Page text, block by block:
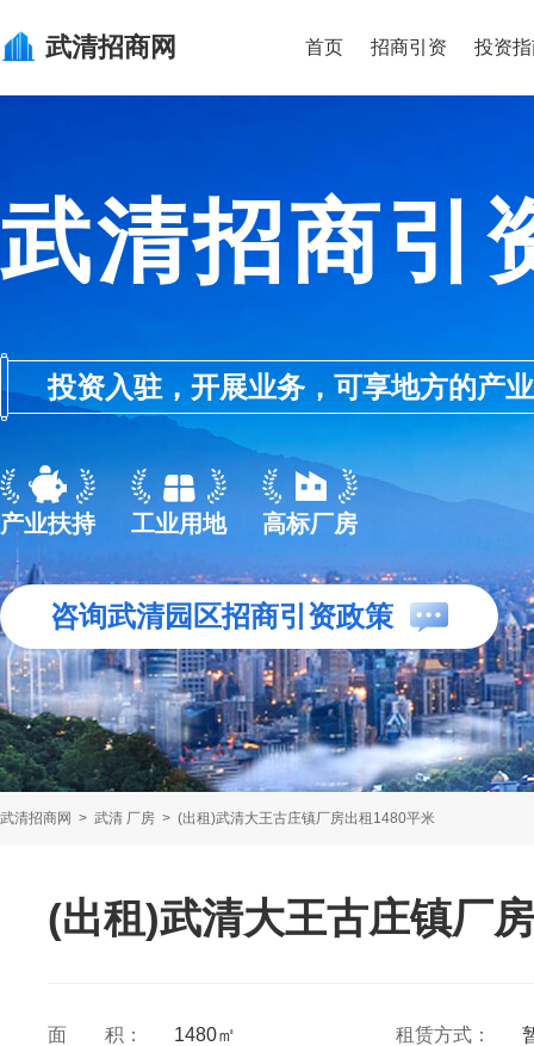
武清招商网 首页 招商引资 投资
武清招商引
投资入驻，开展业务，可享地方的产
产业扶持 工业用地 高标厂房
咨询武清园区招商引资政策
武清招商网 > 武清 厂房 > (出租)武清大王古庄镇厂房出租1480平米
(出租)武清大王古庄镇厂
面 积： 1480㎡ 租赁方式：